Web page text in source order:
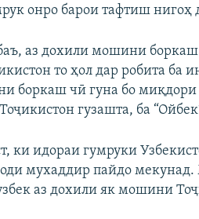
онро барои тафтиш нигоҳ
аз дохили мошини
то ҳол дар робита ба
боркаш чӣ гуна бо миқдори
гузашта, ба
ки идораи гумруки
мухаддир пайдо
аз дохили як мошини